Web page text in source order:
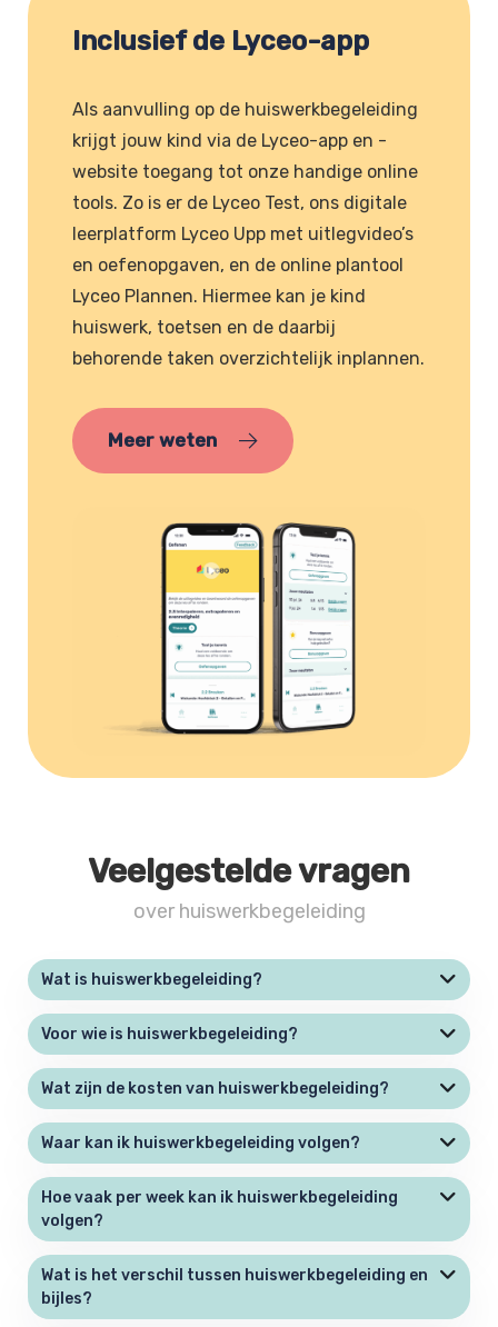
Inclusief de Lyceo-app
Als aanvulling op de huiswerkbegeleiding
krijgt jouw kind via de Lyceo-app en -
website toegang tot onze handige online
tools. Zo is er de Lyceo Test, ons digitale
leerplatform Lyceo Upp met uitlegvideo’s
en oefenopgaven, en de online plantool
Lyceo Plannen. Hiermee kan je kind
huiswerk, toetsen en de daarbij
behorende taken overzichtelijk inplannen.
Meer weten
Veelgestelde vragen
over huiswerkbegeleiding
Wat is huiswerkbegeleiding?
Voor wie is huiswerkbegeleiding?
Wat zijn de kosten van huiswerkbegeleiding?
Waar kan ik huiswerkbegeleiding volgen?
Hoe vaak per week kan ik huiswerkbegeleiding
volgen?
Wat is het verschil tussen huiswerkbegeleiding en
bijles?